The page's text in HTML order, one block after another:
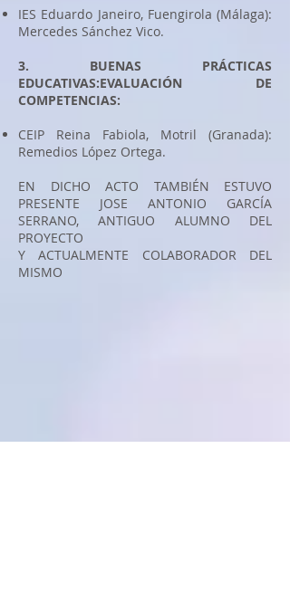
IES Eduardo Janeiro, Fuengirola (Málaga):
Mercedes Sánchez Vico.
3. BUENAS PRÁCTICAS
EDUCATIVAS:EVALUACIÓN DE
COMPETENCIAS:
CEIP Reina Fabiola, Motril (Granada):
Remedios López Ortega.
EN DICHO ACTO TAMBIÉN ESTUVO
PRESENTE JOSE ANTONIO GARCÍA
SERRANO, ANTIGUO ALUMNO DEL
PROYECTO
Y ACTUALMENTE COLABORADOR DEL
MISMO